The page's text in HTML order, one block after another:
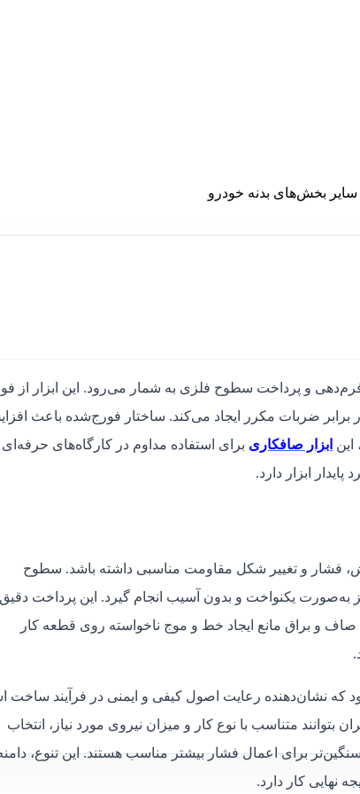
بخش‌های بدنه خودرو
و پرداخت سطوح فلزی به شمار می‌رود. این ابزار از
برابر ضربات مکرر ایجاد می‌کند. ساختار فورج‌شده باعث
ابزار صافکاری برای استفاده مداوم در کارگاه‌های حرفه‌ای
ابزار دارد.
فشار و تغییر شکل مقاومت مناسبی داشته باشد. سطوح
یکنواخت و بدون آسیب انجام گیرد. این پرداخت
و براق مانع ایجاد خط و موج ناخواسته روی قطعه کار
متناسب با نوع کار و میزان نیروی مورد نیاز، انتخاب
برای اعمال فشار بیشتر مناسب هستند. این تنوع،
نهایی کار دارد.